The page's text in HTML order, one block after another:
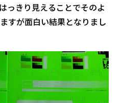
っきり見えることでそのよ
すが面白い結果となりまし